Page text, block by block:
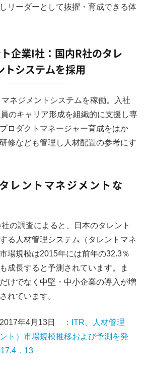
リーダーとして抜擢・育成できる体
企業I社：国内R社のタレ
トシステムを採用
ネジメントシステムを稼働。入社
のキャリア形成を組織的に支援し専
ロダクトマネージャー育成をはか
修なども管理し人材配置の参考にす
レントマネジメントな
の調査によると、日本のタレント
る人材管理システム（タレントマネ
場規模は2015年には前年の32.3％
成長すると予測されています。ま
けでなく中堅・中小企業の導入が増
れています。
年4月13日
：ITR、人材管理
ト）市場規模推移および予測を発
．13